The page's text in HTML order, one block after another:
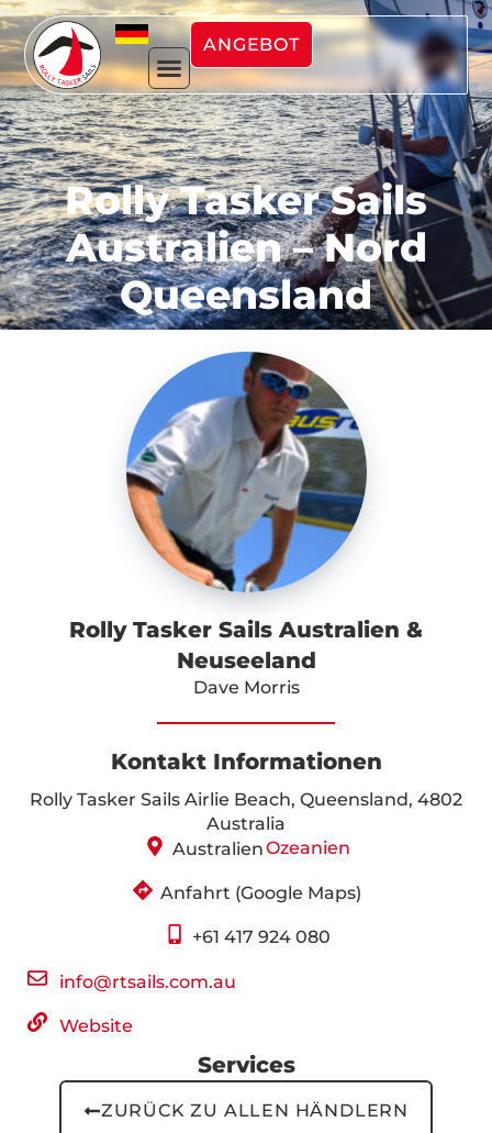
ANGEBOT
Rolly Tasker Sails
Australien – Nord
Queensland
Rolly Tasker Sails Australien &
Neuseeland
Dave Morris
Kontakt Informationen
Rolly Tasker Sails Airlie Beach, Queensland, 4802
Australia
AustralienOzeanien
Anfahrt (Google Maps)
+61 417 924 080
info@rtsails.com.au
Website
Services
ZURÜCK ZU ALLEN HÄNDLERN